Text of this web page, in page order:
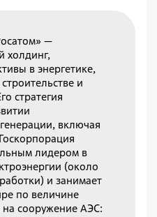
—
холдинг,
в энергетике,
и
стратегия
включая
лидером в
(около
и занимает
по величине
на сооружение АЭС: